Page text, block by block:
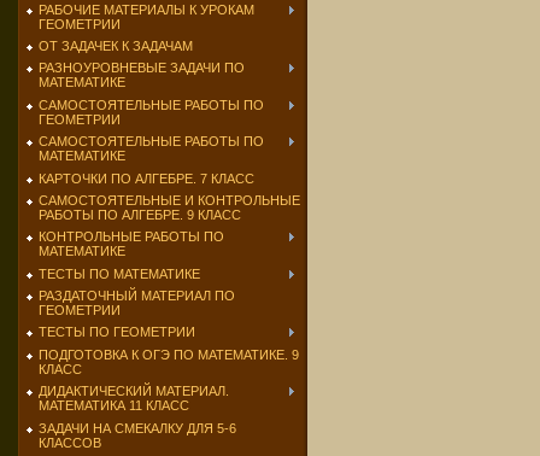
РАБОЧИЕ МАТЕРИАЛЫ К УРОКАМ
ГЕОМЕТРИИ
ОТ ЗАДАЧЕК К ЗАДАЧАМ
РАЗНОУРОВНЕВЫЕ ЗАДАЧИ ПО
МАТЕМАТИКЕ
САМОСТОЯТЕЛЬНЫЕ РАБОТЫ ПО
ГЕОМЕТРИИ
САМОСТОЯТЕЛЬНЫЕ РАБОТЫ ПО
МАТЕМАТИКЕ
КАРТОЧКИ ПО АЛГЕБРЕ. 7 КЛАСС
САМОСТОЯТЕЛЬНЫЕ И КОНТРОЛЬНЫЕ
РАБОТЫ ПО АЛГЕБРЕ. 9 КЛАСС
КОНТРОЛЬНЫЕ РАБОТЫ ПО
МАТЕМАТИКЕ
ТЕСТЫ ПО МАТЕМАТИКЕ
РАЗДАТОЧНЫЙ МАТЕРИАЛ ПО
ГЕОМЕТРИИ
ТЕСТЫ ПО ГЕОМЕТРИИ
ПОДГОТОВКА К ОГЭ ПО МАТЕМАТИКЕ. 9
КЛАСС
ДИДАКТИЧЕСКИЙ МАТЕРИАЛ.
МАТЕМАТИКА 11 КЛАСС
ЗАДАЧИ НА СМЕКАЛКУ ДЛЯ 5-6
КЛАССОВ